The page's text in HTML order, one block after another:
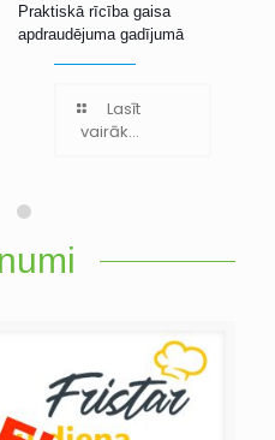
Praktiskā rīcība gaisa
apdraudējuma gadījumā
Lasīt
vairāk...